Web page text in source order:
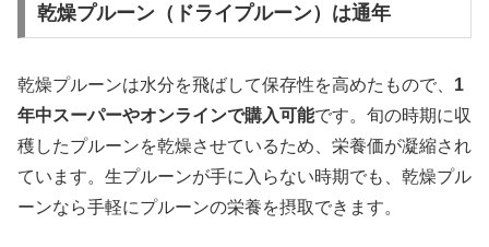
乾燥プルーン（ドライプルーン）は通年
乾燥プルーンは水分を飛ばして保存性を高めたもので、 1
年中スーパーやオンラインで購入可能です。旬の時期に収
穫したプルーンを乾燥させているため、栄養価が凝縮され
ています。生プルーンが手に入らない時期でも、乾燥プル
ーンなら手軽にプルーンの栄養を摂取できます。